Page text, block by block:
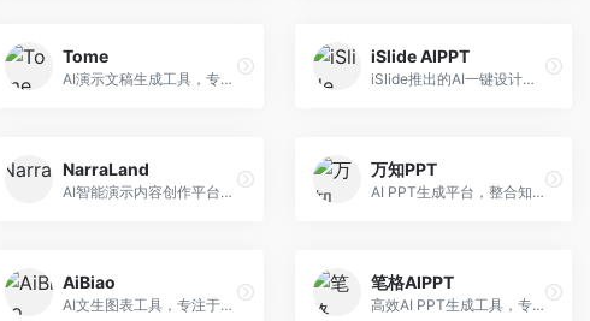
Tome
AI演示文稿生成工具，专注于故事化演示创作。面向创业者和营销人员，提供故事叙述、视觉设计、内容生成等服务，演示文稿叙事性强。
iSlide AIPPT
iSlide推出的AI一键设计精美PPT工具。面向PPT设计用户，提供模板库、内容生成、设计优化等服务，与iSlide插件深度整合。
NarraLand
AI智能演示内容创作平台，专注于叙事演示。面向内容创作者，提供故事创作、演示生成、动画设计等服务，演示内容生动有趣。
万知PPT
AI PPT生成平台，整合知识库与创作功能。面向职场人士，支持内容检索、PPT生成、设计优化等服务，知识整合能力强。
AiBiao
AI文生图表工具，专注于数据可视化展示。面向数据分析师和职场人士，提供图表生成、数据可视化、PPT嵌入等服务，数据展示专业。
笔格AIPPT
高效AI PPT生成工具，专注于演示文稿智能创作。面向职场人士，支持主题输入、内容生成、设计美化等功能，PPT制作效率高。